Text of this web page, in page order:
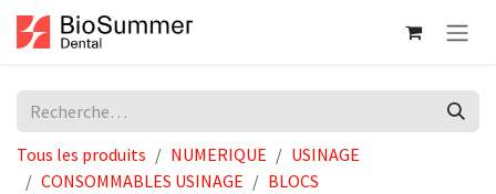
Se rendre au contenu
Tous les produits NUMERIQUE
USINAGE
CONSOMMABLES USINAGE
BLOCS